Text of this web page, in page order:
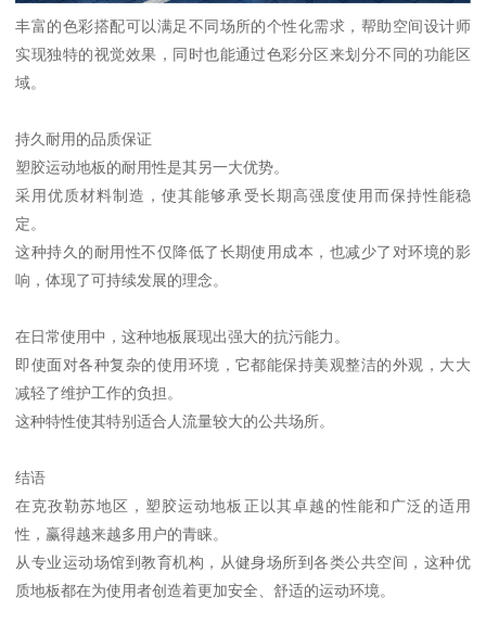
丰富的色彩搭配可以满足不同场所的个性化需求，帮助空间设计师
实现独特的视觉效果，同时也能通过色彩分区来划分不同的功能区
域。
持久耐用的品质保证
塑胶运动地板的耐用性是其另一大优势。
采用优质材料制造，使其能够承受长期高强度使用而保持性能稳
定。
这种持久的耐用性不仅降低了长期使用成本，也减少了对环境的影
响，体现了可持续发展的理念。
在日常使用中，这种地板展现出强大的抗污能力。
即使面对各种复杂的使用环境，它都能保持美观整洁的外观，大大
减轻了维护工作的负担。
这种特性使其特别适合人流量较大的公共场所。
结语
在克孜勒苏地区，塑胶运动地板正以其卓越的性能和广泛的适用
性，赢得越来越多用户的青睐。
从专业运动场馆到教育机构，从健身场所到各类公共空间，这种优
质地板都在为使用者创造着更加安全、舒适的运动环境。